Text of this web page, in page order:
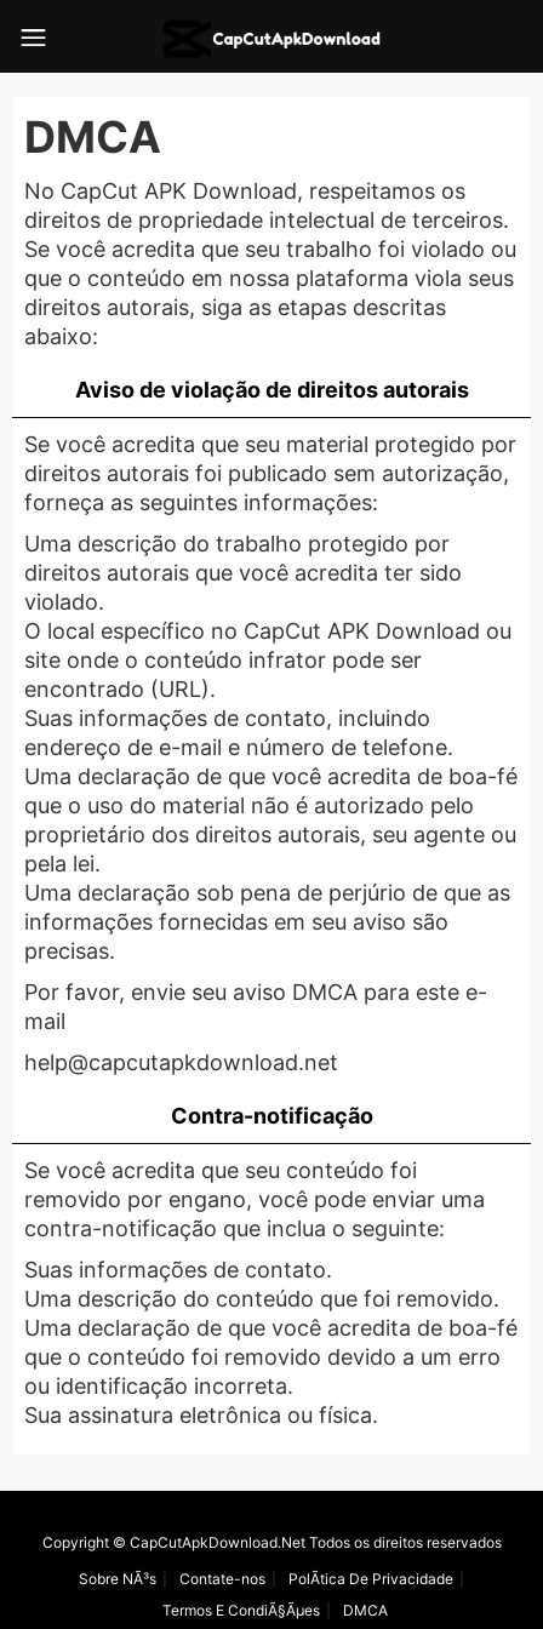
DMCA
No CapCut APK Download, respeitamos os
direitos de propriedade intelectual de terceiros.
Se você acredita que seu trabalho foi violado ou
que o conteúdo em nossa plataforma viola seus
direitos autorais, siga as etapas descritas
abaixo:
Aviso de violação de direitos autorais
Se você acredita que seu material protegido por
direitos autorais foi publicado sem autorização,
forneça as seguintes informações:
Uma descrição do trabalho protegido por
direitos autorais que você acredita ter sido
violado.
O local específico no CapCut APK Download ou
site onde o conteúdo infrator pode ser
encontrado (URL).
Suas informações de contato, incluindo
endereço de e-mail e número de telefone.
Uma declaração de que você acredita de boa-fé
que o uso do material não é autorizado pelo
proprietário dos direitos autorais, seu agente ou
pela lei.
Uma declaração sob pena de perjúrio de que as
informações fornecidas em seu aviso são
precisas.
Por favor, envie seu aviso DMCA para este e-
mail
help@capcutapkdownload.net
Contra-notificação
Se você acredita que seu conteúdo foi
removido por engano, você pode enviar uma
contra-notificação que inclua o seguinte:
Suas informações de contato.
Uma descrição do conteúdo que foi removido.
Uma declaração de que você acredita de boa-fé
que o conteúdo foi removido devido a um erro
ou identificação incorreta.
Sua assinatura eletrônica ou física.
Copyright © CapCutApkDownload.Net Todos os direitos reservados
Sobre NÃ³s
Contate-nos
PolÃ­tica De Privacidade
Termos E CondiÃ§Ãµes
DMCA